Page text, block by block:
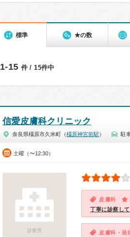
標準 ★の数
1-15 件 / 15件中
信愛皮膚科クリニック
奈良県橿原市久米町（橿原神宮前駅 ） 駐
土曜（〜12:30）
診療所
皮膚科
丁寧に診察して
皮膚科・発